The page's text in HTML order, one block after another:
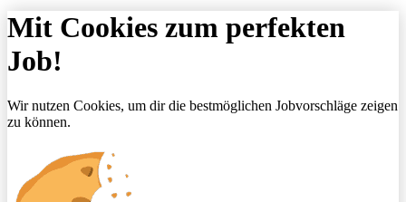
Mit Cookies zum perfekten
Job!
Wir nutzen Cookies, um dir die bestmöglichen Jobvorschläge zeigen
zu können.